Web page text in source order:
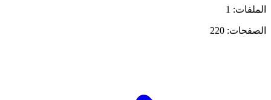
الملفات: 1
الصفحات: 220